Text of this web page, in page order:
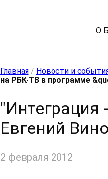
О
Главная/ Новости и
на РБК-ТВ в программе
"Интеграция
Евгений
2 февраля 2012